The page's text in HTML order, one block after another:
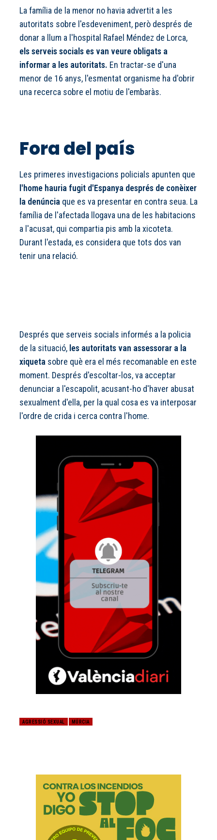
La família de la menor no havia advertit a les
autoritats sobre l'esdeveniment, però després de
donar a llum a l'hospital Rafael Méndez de Lorca,
els serveis socials es van veure obligats a
informar a les autoritats. En tractar-se d'una
menor de 16 anys, l'esmentat organisme ha d'obrir
una recerca sobre el motiu de l'embaràs.
Fora del país
Les primeres investigacions policials apunten que
l'home hauria fugit d'Espanya després de conèixer
la denúncia que es va presentar en contra seua. La
família de l'afectada llogava una de les habitacions
a l'acusat, qui compartia pis amb la xicoteta.
Durant l'estada, es considera que tots dos van
tenir una relació.
Després que serveis socials informés a la policia
de la situació, les autoritats van assessorar a la
xiqueta sobre què era el més recomanable en este
moment. Després d'escoltar-los, va acceptar
denunciar a l'escapolit, acusant-ho d'haver abusat
sexualment d'ella, per la qual cosa es va interposar
l'ordre de crida i cerca contra l'home.
AGRESSIÓ SEXUAL MÚRCIA